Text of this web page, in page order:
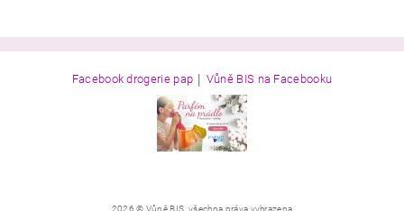
Facebook drogerie pap | Vůně BIS na Facebooku
2026 © Vůně BIS, všechna práva vyhrazena